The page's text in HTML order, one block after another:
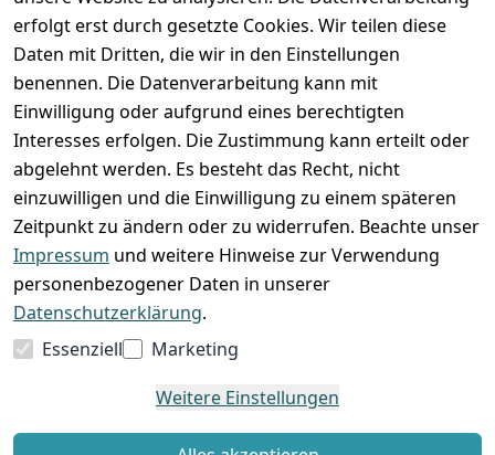
erfolgt erst durch gesetzte Cookies. Wir teilen diese
Daten mit Dritten, die wir in den Einstellungen
benennen. Die Datenverarbeitung kann mit
Einwilligung oder aufgrund eines berechtigten
Interesses erfolgen. Die Zustimmung kann erteilt oder
abgelehnt werden. Es besteht das Recht, nicht
einzuwilligen und die Einwilligung zu einem späteren
Zeitpunkt zu ändern oder zu widerrufen. Beachte unser
Impressum und weitere Hinweise zur Verwendung
personenbezogener Daten in unserer
Datenschutzerklärung.
Essenziell
Marketing
Weitere Einstellungen
VORKASSE RECHNUNG
Alle Preise verstehen sich inkl. gesetzl. MwSt. und zzgl.